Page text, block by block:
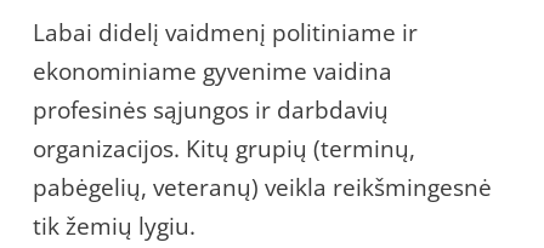
Labai didelį vaidmenį politiniame ir
ekonominiame gyvenime vaidina
profesinės sąjungos ir darbdavių
organizacijos. Kitų grupių (terminų,
pabėgelių, veteranų) veikla reikšmingesnė
tik žemių lygiu.